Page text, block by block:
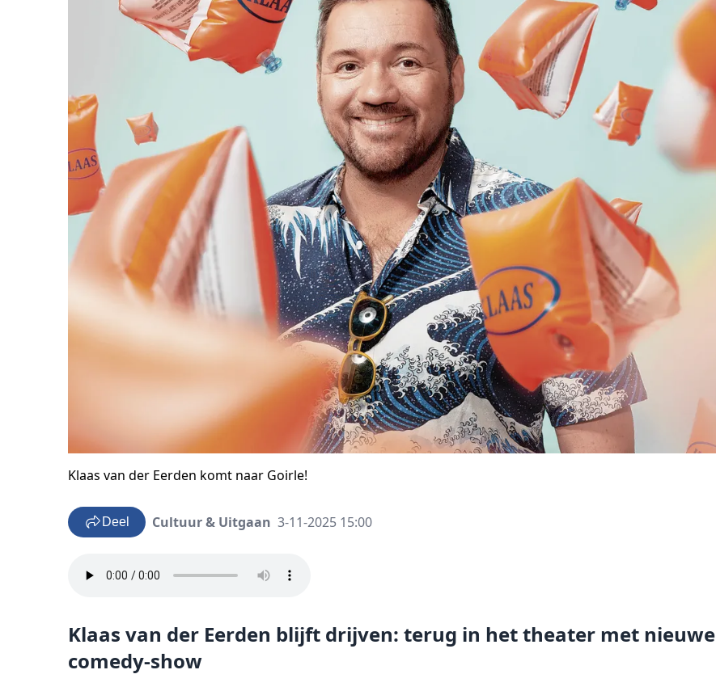
Klaas van der Eerden komt naar Goirle!
Deel Cultuur & Uitgaan 3-11-2025 15:00
Klaas van der Eerden blijft drijven: terug in het theater met nieuwe
comedy-show